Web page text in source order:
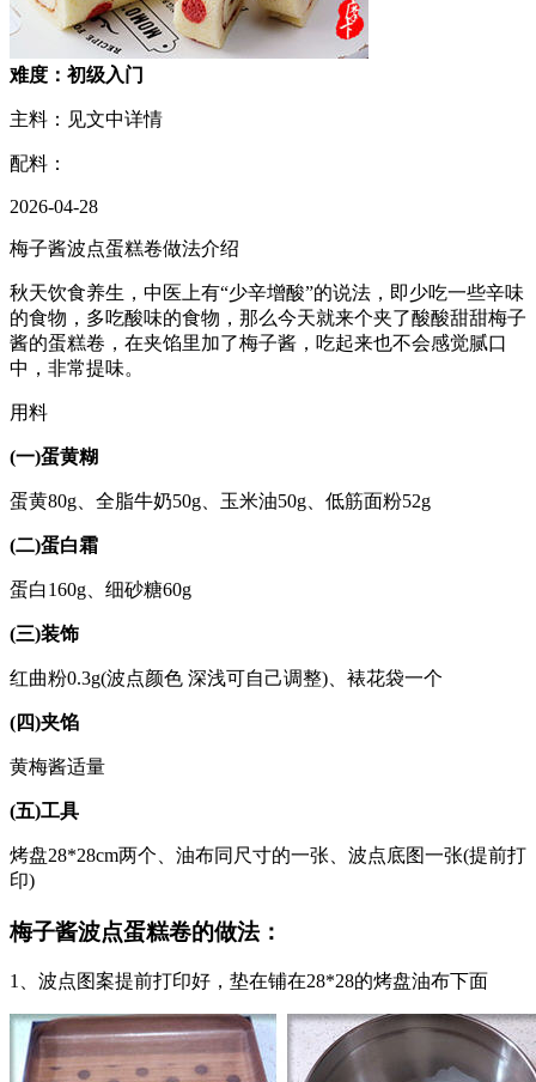
难度：初级入门
主料：见文中详情
配料：
2026-04-28
梅子酱波点蛋糕卷做法介绍
秋天饮食养生，中医上有“少辛增酸”的说法，即少吃一些辛味
的食物，多吃酸味的食物，那么今天就来个夹了酸酸甜甜梅子
酱的蛋糕卷，在夹馅里加了梅子酱，吃起来也不会感觉腻口
中，非常提味。
用料
(一)蛋黄糊
蛋黄80g、全脂牛奶50g、玉米油50g、低筋面粉52g
(二)蛋白霜
蛋白160g、细砂糖60g
(三)装饰
红曲粉0.3g(波点颜色 深浅可自己调整)、裱花袋一个
(四)夹馅
黄梅酱适量
(五)工具
烤盘28*28cm两个、油布同尺寸的一张、波点底图一张(提前打
印)
梅子酱波点蛋糕卷的做法：
1、波点图案提前打印好，垫在铺在28*28的烤盘油布下面